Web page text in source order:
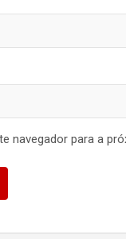
navegador para a